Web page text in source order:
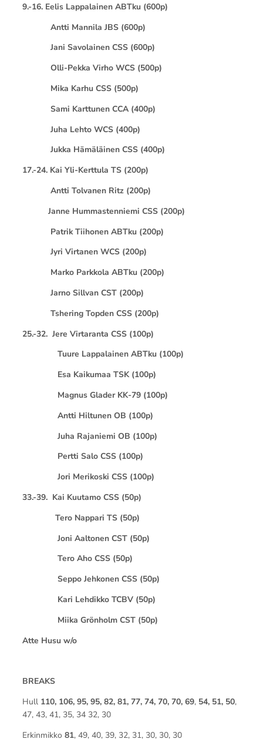
9.-16. Eelis Lappalainen ABTku (600p)
Antti Mannila JBS (600p)
Jani Savolainen CSS (600p)
Olli-Pekka Virho WCS (500p)
Mika Karhu CSS (500p)
Sami Karttunen CCA (400p)
Juha Lehto WCS (400p)
Jukka Hämäläinen CSS (400p)
17.-24. Kai Yli-Kerttula TS (200p)
Antti Tolvanen Ritz (200p)
Janne Hummastenniemi CSS (200p)
Patrik Tiihonen ABTku (200p)
Jyri Virtanen WCS (200p)
Marko Parkkola ABTku (200p)
Jarno Sillvan CST (200p)
Tshering Topden CSS (200p)
25.-32. Jere Virtaranta CSS (100p)
Tuure Lappalainen ABTku (100p)
Esa Kaikumaa TSK (100p)
Magnus Glader KK-79 (100p)
Antti Hiltunen OB (100p)
Juha Rajaniemi OB (100p)
Pertti Salo CSS (100p)
Jori Merikoski CSS (100p)
33.-39. Kai Kuutamo CSS (50p)
Tero Nappari TS (50p)
Joni Aaltonen CST (50p)
Tero Aho CSS (50p)
Seppo Jehkonen CSS (50p)
Kari Lehdikko TCBV (50p)
Miika Grönholm CST (50p)
Atte Husu w/o
BREAKS
Hull 110, 106, 95, 95, 82, 81, 77, 74, 70, 70, 69, 54, 51, 50,
47, 43, 41, 35, 34 32, 30
Erkinmikko 81, 49, 40, 39, 32, 31, 30, 30, 30